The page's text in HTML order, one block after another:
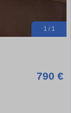
1 / 1
790 €